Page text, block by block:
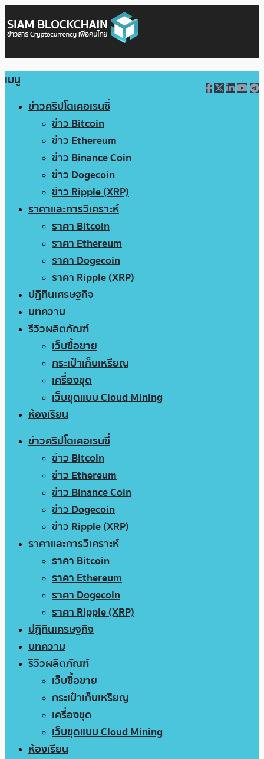
เมนู
ข่าวคริปโตเคอเรนซี่
ข่าว Bitcoin
ข่าว Ethereum
ข่าว Binance Coin
ข่าว Dogecoin
ข่าว Ripple (XRP)
ราคาและการวิเคราะห์
ราคา Bitcoin
ราคา Ethereum
ราคา Dogecoin
ราคา Ripple (XRP)
ปฏิทินเศรษฐกิจ
บทความ
รีวิวผลิตภัณฑ์
เว็บซื้อขาย
กระเป๋าเก็บเหรียญ
เครื่องขุด
เว็บขุดแบบ Cloud Mining
ห้องเรียน
ข่าวคริปโตเคอเรนซี่
ข่าว Bitcoin
ข่าว Ethereum
ข่าว Binance Coin
ข่าว Dogecoin
ข่าว Ripple (XRP)
ราคาและการวิเคราะห์
ราคา Bitcoin
ราคา Ethereum
ราคา Dogecoin
ราคา Ripple (XRP)
ปฏิทินเศรษฐกิจ
บทความ
รีวิวผลิตภัณฑ์
เว็บซื้อขาย
กระเป๋าเก็บเหรียญ
เครื่องขุด
เว็บขุดแบบ Cloud Mining
ห้องเรียน